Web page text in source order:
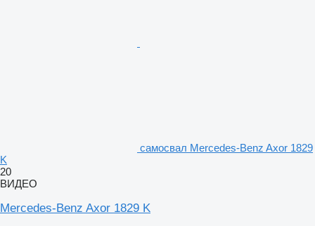
самосвал Mercedes-Benz Axor 1829
K
20
ВИДЕО
Mercedes-Benz Axor 1829 K